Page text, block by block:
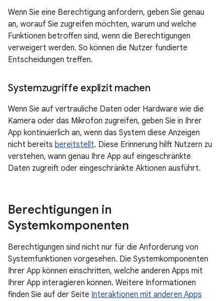
Wenn Sie eine Berechtigung anfordern, geben Sie genau
an, worauf Sie zugreifen möchten, warum und welche
Funktionen betroffen sind, wenn die Berechtigungen
verweigert werden. So können die Nutzer fundierte
Entscheidungen treffen.
Systemzugriffe explizit machen
Wenn Sie auf vertrauliche Daten oder Hardware wie die
Kamera oder das Mikrofon zugreifen, geben Sie in Ihrer
App kontinuierlich an, wenn das System diese Anzeigen
nicht bereits bereitstellt. Diese Erinnerung hilft Nutzern zu
verstehen, wann genau Ihre App auf eingeschränkte
Daten zugreift oder eingeschränkte Aktionen ausführt.
Berechtigungen in
Systemkomponenten
Berechtigungen sind nicht nur für die Anforderung von
Systemfunktionen vorgesehen. Die Systemkomponenten
Ihrer App können einschritten, welche anderen Apps mit
Ihrer App interagieren können. Weitere Informationen
finden Sie auf der Seite Interaktionen mit anderen Apps